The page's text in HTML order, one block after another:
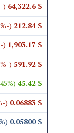
$ 64,322.6
(-0.40%)
$ 212.84
(-0.61%)
$ 1,903.17
(-0.11%)
$ 591.92
(-0.01%)
$ 45.42
(0.45%)
$ 0.06883
(-0.40%)
$ 0.05800
(0.00%)